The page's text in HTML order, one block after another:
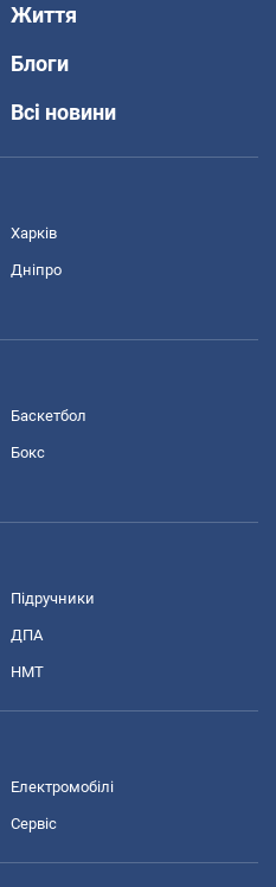
Життя
Блоги
Всі новини
Харків
Дніпро
Баскетбол
Бокс
Підручники
ДПА
НМТ
Електромобілі
Сервіс